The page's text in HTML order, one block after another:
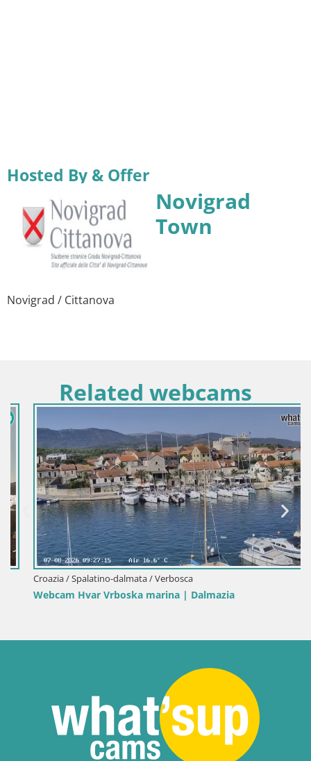
Hosted By & Offer
Novigrad
Town
Novigrad / Cittanova
Related webcams
Croazia / Spalatino-dalmata / Verbosca
Webcam Hvar Vrboska marina | Dalmazia